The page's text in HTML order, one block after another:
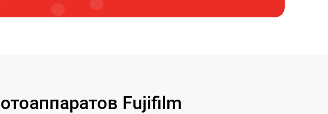
Fujifilm